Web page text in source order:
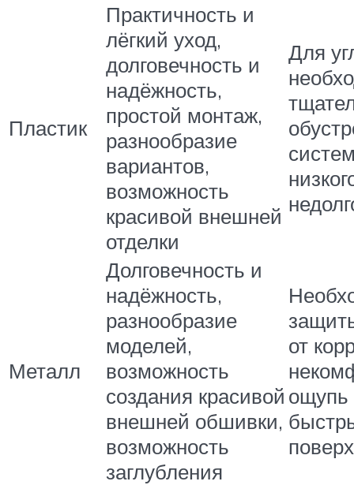
Пластик
Практичность и
лёгкий уход,
долговечность и
надёжность,
простой монтаж,
разнообразие
вариантов,
возможность
красивой внешней
отделки
Для
Металл
Долговечность и
надёжность,
разнообразие
моделей,
возможность
создания красивой
внешней обшивки,
возможность
заглубления
от
ощупь